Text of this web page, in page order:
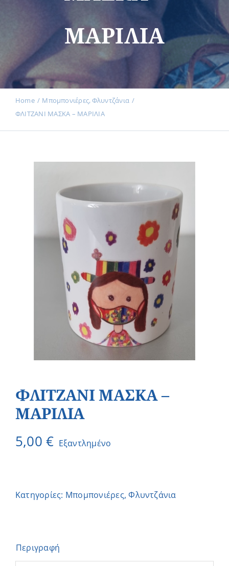
Εκδηλώσεις
Νέα
Επικοινωνία
ΜΑΡΙΛΙΑ
Home Μπομπονιέρες Φλυντζάνια
ΦΛΙΤΖΑΝΙ ΜΑΣΚΑ – ΜΑΡΙΛΙΑ
ΦΛΙΤΖΑΝΙ ΜΑΣΚΑ –
ΜΑΡΙΛΙΑ
5,00€ Εξαντλημένο
Κατηγορίες: Μπομπονιέρες,Φλυντζάνια
Περιγραφή